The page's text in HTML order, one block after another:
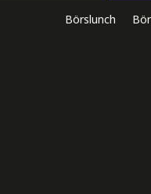
Börslunch